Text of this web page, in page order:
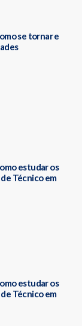
se tornar e
estudar os
Técnico em
estudar os
Técnico em